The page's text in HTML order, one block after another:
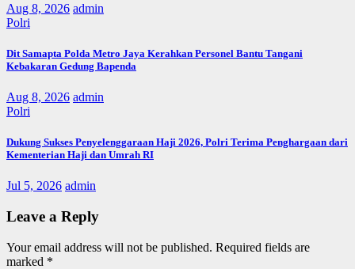
Aug 8, 2026 admin
Polri
Dit Samapta Polda Metro Jaya Kerahkan Personel Bantu Tangani
Kebakaran Gedung Bapenda
Aug 8, 2026 admin
Polri
Dukung Sukses Penyelenggaraan Haji 2026, Polri Terima Penghargaan dari
Kementerian Haji dan Umrah RI
Jul 5, 2026 admin
Leave a Reply
Your email address will not be published. Required fields are
marked *